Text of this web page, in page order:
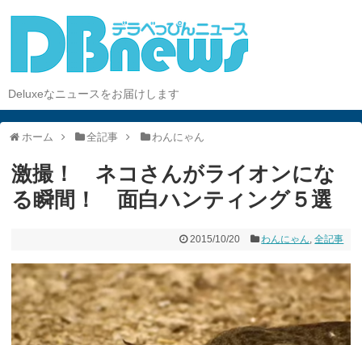
Deluxeなニュースをお届けします
ホーム 全記事 わんにゃん
激撮！ ネコさんがライオンにな
る瞬間！ 面白ハンティング５選
2015/10/20 わんにゃん,全記事